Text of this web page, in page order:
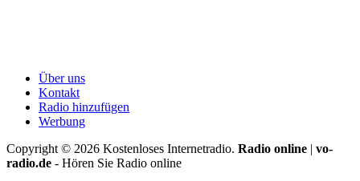
Über uns
Kontakt
Radio hinzufügen
Werbung
Copyright © 2026 Kostenloses Internetradio. Radio online | vo-
radio.de - Hören Sie Radio online